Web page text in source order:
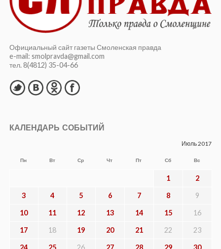
Официальный сайт газеты Смоленская правда
e-mail: smolpravda@gmail.com
тел. 8(4812) 35-04-66
КАЛЕНДАРЬ СОБЫТИЙ
Июль 2017
Пн Вт Ср Чт Пт Сб Вс
1 2
3 4 5 6 7 8 9
10 11 12 13 14 15 16
17 18 19 20 21 22 23